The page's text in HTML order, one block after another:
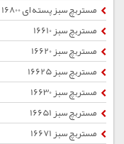
مستربچ سبز پسته ای 16800
مستربچ سبز 16610
مستربچ سبز 16620
مستربچ سبز 16625
مستربچ سبز 16630
مستربچ سبز 16651
مستربچ سبز 16671